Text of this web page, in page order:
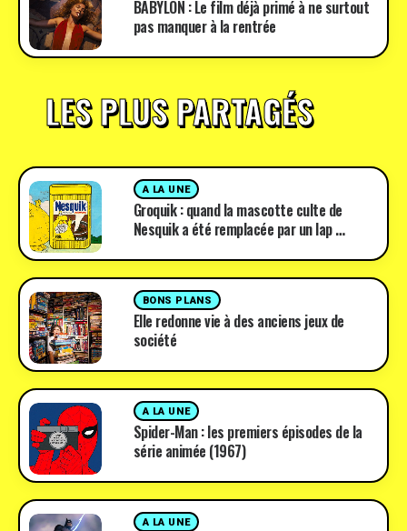
BABYLON : Le film déjà primé à ne surtout
pas manquer à la rentrée
LES PLUS PARTAGÉS
A LA UNE
Groquik : quand la mascotte culte de
Nesquik a été remplacée par un lap …
BONS PLANS
Elle redonne vie à des anciens jeux de
société
A LA UNE
Spider-Man : les premiers épisodes de la
série animée (1967)
A LA UNE